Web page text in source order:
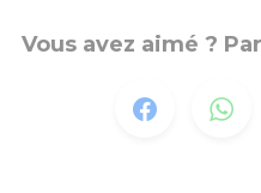
Vous avez aimé ?